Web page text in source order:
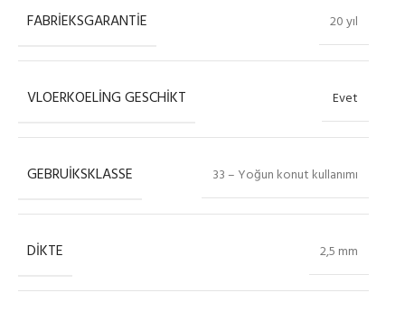
FABRIEKSGARANTIE 20 yıl
VLOERKOELING GESCHIKT Evet
GEBRUIKSKLASSE 33 – Yoğun konut kullanımı
DIKTE 2,5 mm